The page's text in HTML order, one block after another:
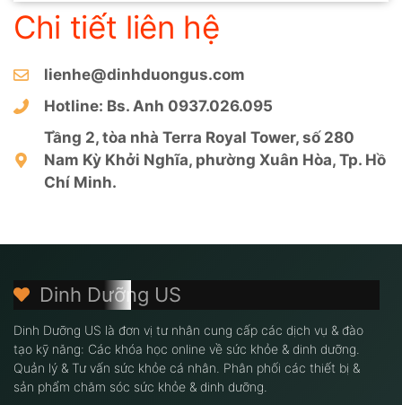
Chi tiết liên hệ
lienhe@dinhduongus.com
Hotline: Bs. Anh 0937.026.095
Tầng 2, tòa nhà Terra Royal Tower, số 280
Nam Kỳ Khởi Nghĩa, phường Xuân Hòa, Tp. Hồ
Chí Minh.
Dinh Dưỡng US
Dinh Dưỡng US là đơn vị tư nhân cung cấp các dịch vụ & đào
tạo kỹ năng: Các khóa học online về sức khỏe & dinh dưỡng.
Quản lý & Tư vấn sức khỏe cá nhân. Phân phối các thiết bị &
sản phẩm chăm sóc sức khỏe & dinh dưỡng.